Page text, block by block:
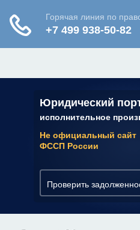
Юридический
исполнительное
Не официальный сайт
ФССП России
Проверить
✆ 7 (800) 350-22-64